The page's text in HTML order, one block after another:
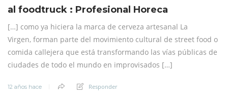
al foodtruck : Profesional Horeca
[…] como ya hiciera la marca de cerveza artesanal La
Virgen, forman parte del movimiento cultural de street food o
comida callejera que está transformando las vías públicas de
ciudades de todo el mundo en improvisados […]
12 años hace Responder